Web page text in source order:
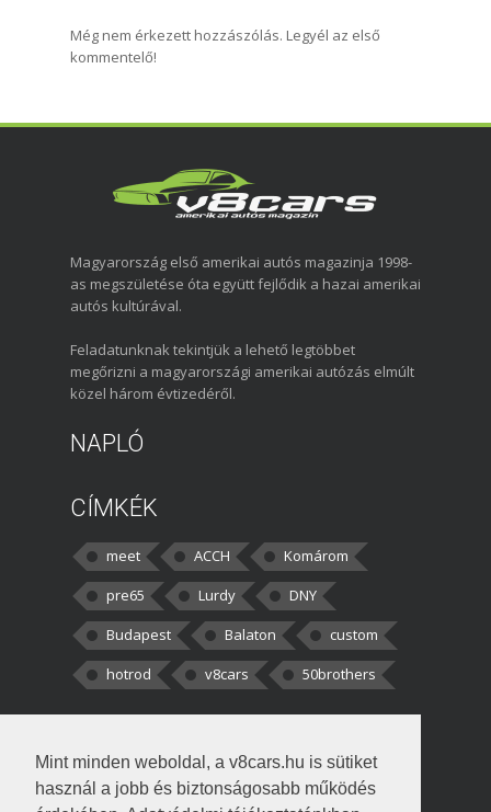
Mint minden weboldal, a v8cars.hu is sütiket
használ a jobb és biztonságosabb működés
Még nem érkezett hozzászólás. Legyél az első
kommentelő!
Magyarország első amerikai autós magazinja 1998-
as megszületése óta együtt fejlődik a hazai amerikai
autós kultúrával.
Feladatunknak tekintjük a lehető legtöbbet
megőrizni a magyarországi amerikai autózás elmúlt
közel három évtizedéről.
NAPLÓ
CÍMKÉK
meet ACCH
Komárom
pre65
Lurdy
DNY
Budapest
Balaton
custom
hotrod
v8cars 50brothers
kortisz:Elszúrtam! Én csak két
darabbaal számoltam. Nem tudtam, hogy fél autót,